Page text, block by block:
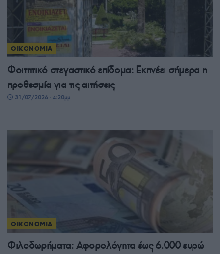
ΟΙΚΟΝΟΜΙΑ
Φοιτητικό στεγαστικό επίδομα: Εκπνέει σήμερα η
προθεσμία για τις αιτήσεις
31/07/2026 - 4:20μμ
ΟΙΚΟΝΟΜΙΑ
Φιλοδωρήματα: Αφορολόγητα έως 6.000 ευρώ